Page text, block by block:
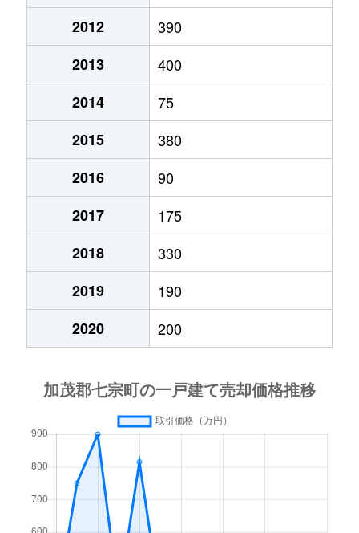
2012
390
2013
400
2014
75
2015
380
2016
90
2017
175
2018
330
2019
190
2020
200